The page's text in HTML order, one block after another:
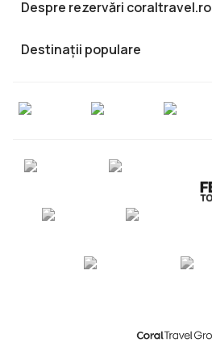
Despre rezervări coraltravel.ro
Destinații populare